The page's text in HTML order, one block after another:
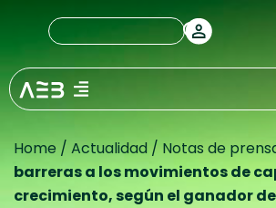
Home / Actualidad / Notas de
barreras a los movimientos de
crecimiento, según el ganador